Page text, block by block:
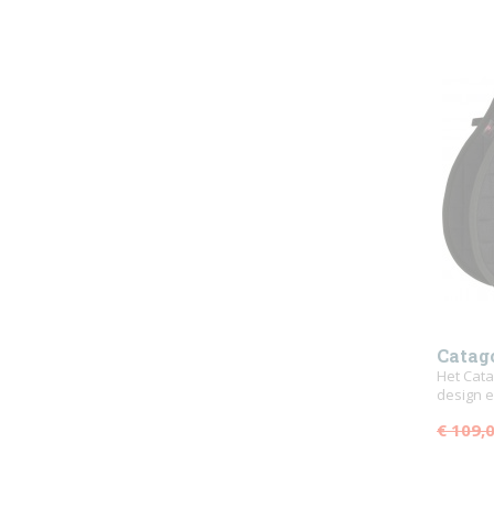
Het
design
€